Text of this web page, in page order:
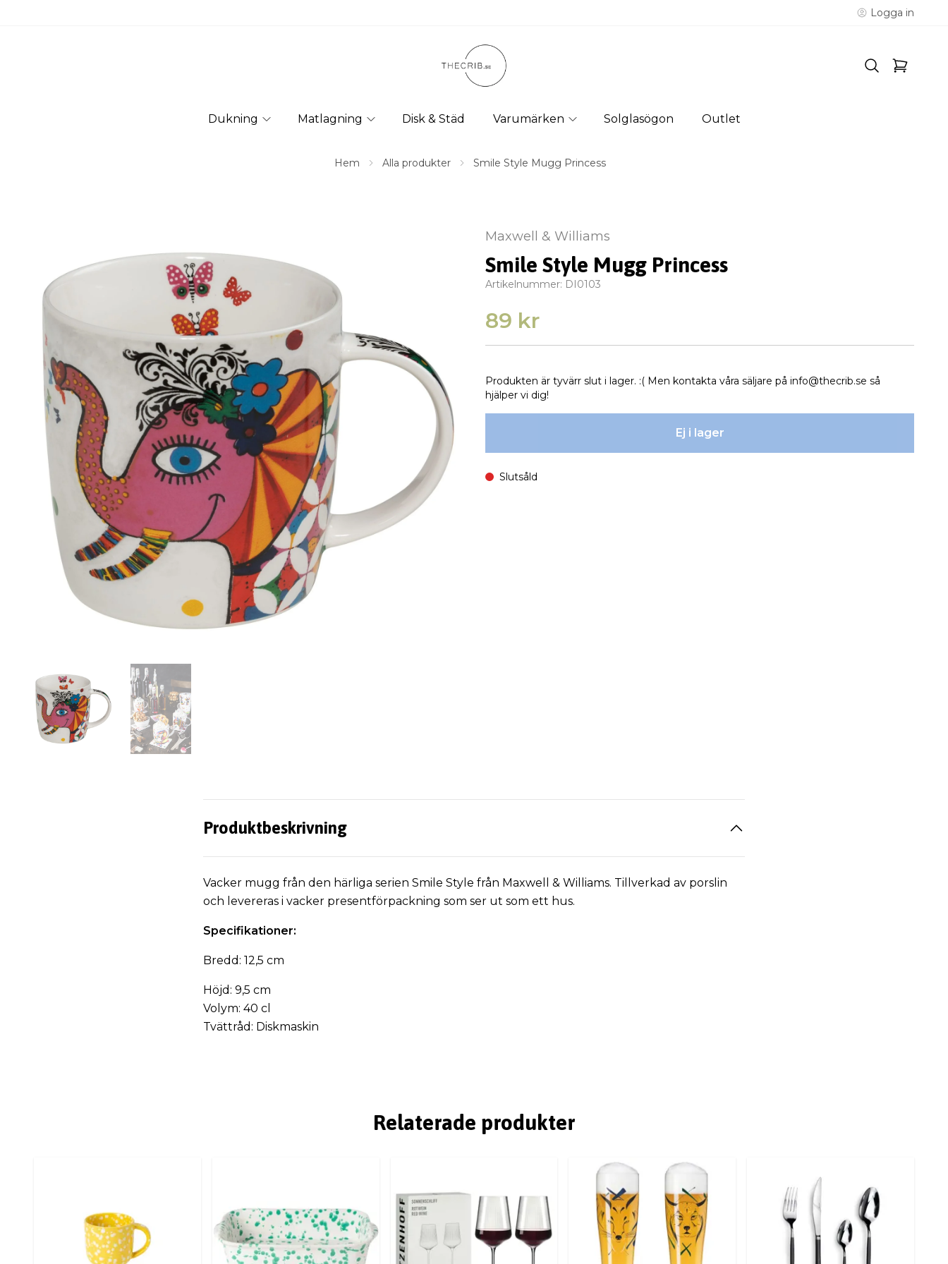
Logga in
Dukning Matlagning Disk & Städ Varumärken Solglasögon Outlet
Hem Alla produkter Smile Style Mugg Princess
Maxwell & Williams
Smile Style Mugg Princess
Artikelnummer: DI0103
89 kr
Produkten är tyvärr slut i lager. :( Men kontakta våra säljare på info@thecrib.se så
hjälper vi dig!
Ej i lager
Slutsåld
Produktbeskrivning
Vacker mugg från den härliga serien Smile Style från Maxwell & Williams. Tillverkad av porslin
och levereras i vacker presentförpackning som ser ut som ett hus.
Specifikationer:
Bredd: 12,5 cm
Höjd: 9,5 cm
Volym: 40 cl
Tvättråd: Diskmaskin
Relaterade produkter